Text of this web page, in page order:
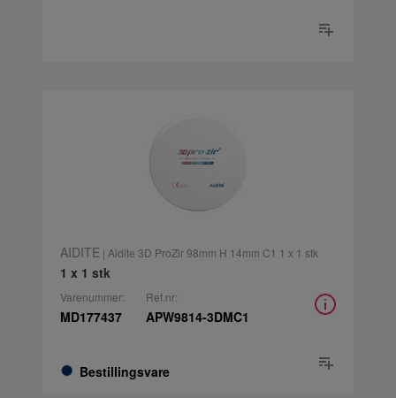
AIDITE | Aidite 3D ProZir 98mm H 14mm C1 1 x 1 stk
1 x 1 stk
Varenummer:
MD177437
Bestillingsvare
Ref.nr:
APW9814-3DMC1